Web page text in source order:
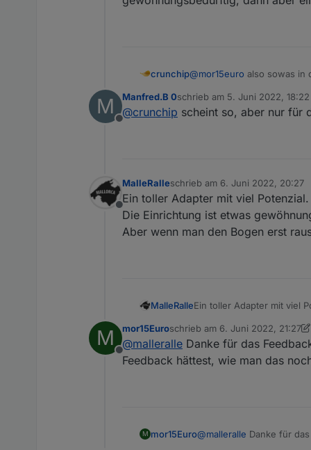
momentan von mir alleine
schalten und lesen zu
an Widgets über die Zeit
Eine vorläufige
Ich hoffe der ein oder
crunchip@mor15euro also sowas in
M
Offline
Manfred.B 0schrieb am 5. Juni 2022, 18:22
zuletzt editiert von
@crunchip scheint so, aber nur für
Offline
MalleRalleschrieb am 6. Juni 2022, 20:27
zuletzt editiert von
Ein toller Adapter mit viel Potenzial.
Die Einrichtung ist etwas
Aber wenn man den Bogen erst
MalleRalleEin toller Adapter mit viel
Aber wenn man den
M
Offline
mor15Euroschrieb am 6. Juni 2022, 21:27
zuletzt editiert von mor15Euro6.
@malleralle Danke für das
Feedback hättest, wie man das
M mor15Euro@malleralle Danke für